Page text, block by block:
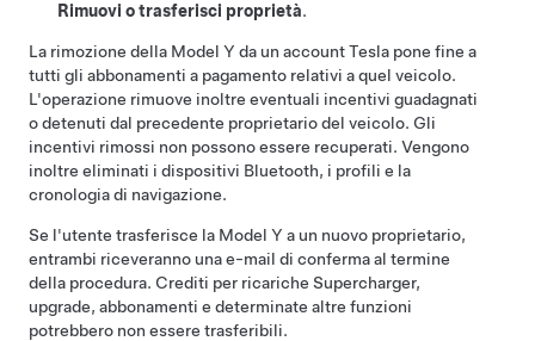
Rimuovi o trasferisci proprietà.
La rimozione della Model Y da un account Tesla pone fine a
tutti gli abbonamenti a pagamento relativi a quel veicolo.
L'operazione rimuove inoltre eventuali incentivi guadagnati
o detenuti dal precedente proprietario del veicolo. Gli
incentivi rimossi non possono essere recuperati. Vengono
inoltre eliminati i dispositivi Bluetooth, i profili e la
cronologia di navigazione.
Se l'utente trasferisce la Model Y a un nuovo proprietario,
entrambi riceveranno una e-mail di conferma al termine
della procedura. Crediti per ricariche Supercharger,
upgrade, abbonamenti e determinate altre funzioni
potrebbero non essere trasferibili.